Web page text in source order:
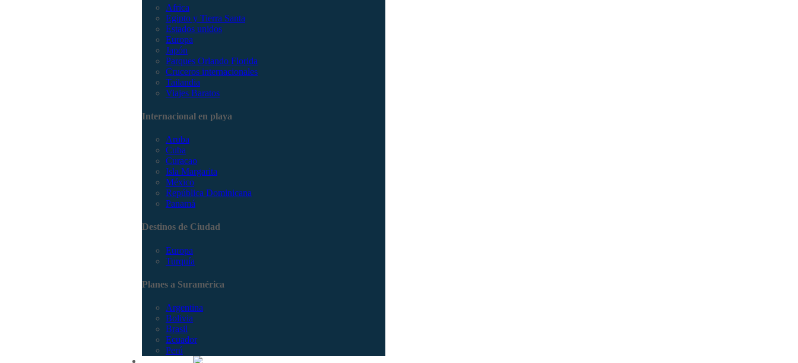
Africa
Egipto y Tierra Santa
Estados unidos
Europa
Japón
Parques Orlando Florida
Cruceros internacionales
Tailandia
Viajes Baratos
Internacional en playa
Aruba
Cuba
Curacao
Isla Margarita
México
República Dominicana
Panamá
Destinos de Ciudad
Europa
Turquía
Planes a Suramérica
Argentina
Bolivia
Brasil
Ecuador
Perú